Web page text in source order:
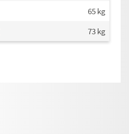
65kg
73kg